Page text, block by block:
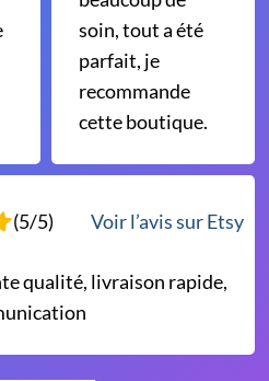
soin, tout a été
parfait, je
recommande
cette boutique.
(5/5)
Voir l’avis sur Etsy
qualité, livraison rapide,